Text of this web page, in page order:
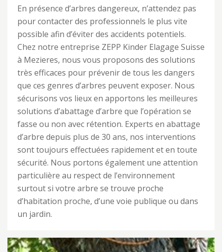
En présence d’arbres dangereux, n’attendez pas
pour contacter des professionnels le plus vite
possible afin d’éviter des accidents potentiels.
Chez notre entreprise ZEPP Kinder Elagage Suisse
à Mezieres, nous vous proposons des solutions
très efficaces pour prévenir de tous les dangers
que ces genres d’arbres peuvent exposer. Nous
sécurisons vos lieux en apportons les meilleures
solutions d’abattage d’arbre que l’opération se
fasse ou non avec rétention. Experts en abattage
d’arbre depuis plus de 30 ans, nos interventions
sont toujours effectuées rapidement et en toute
sécurité. Nous portons également une attention
particulière au respect de l’environnement
surtout si votre arbre se trouve proche
d’habitation proche, d’une voie publique ou dans
un jardin.